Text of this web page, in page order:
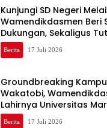
Kunjungi SD Negeri
Wamendikdasmen Beri
Dukungan, Sekaligus
2026
Berita 17 Juli 2026
Groundbreaking
Wakatobi,
Lahirnya Universitas
Nasional
Berita 17 Juli 2026